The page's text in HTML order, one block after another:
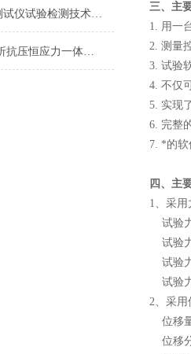
K30平板载荷测试仪试验检测技术总结
水泥全自动抗折抗压恒应力一体机标定与检定详细介绍
三、主
1. 用一
2. 测量
3. 试验
4. 不仅
5. 实现
6. 完整
7. *的
四、主
1、采
试验
试验
试验
试验
2、采用
位移
位移